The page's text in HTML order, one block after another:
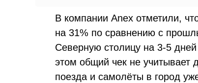
В компании Anex отметили,
на 31% по сравнению с
Северную столицу на 3-5
этом общий чек не учитывает
поезда и самолёты в город